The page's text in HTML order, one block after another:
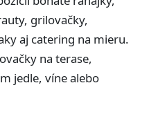
grilovačky,
aj catering na mieru.
na terase,
jedle, víne alebo